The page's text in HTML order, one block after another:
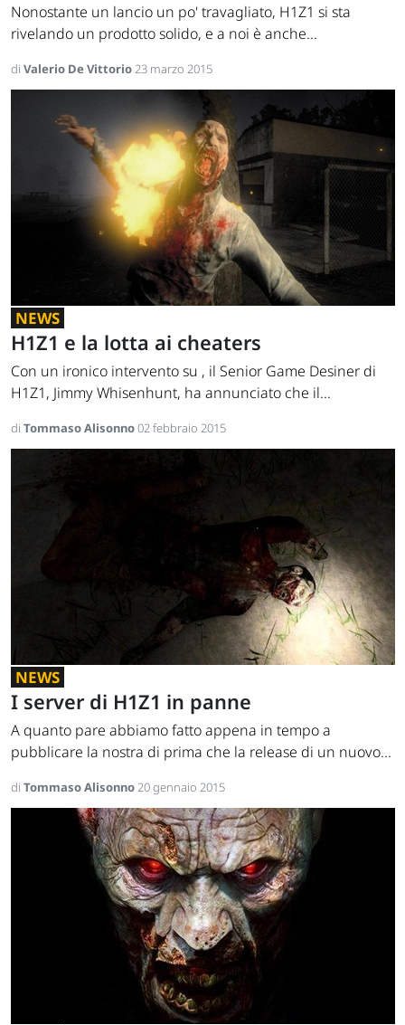
Nonostante un lancio un po' travagliato, H1Z1 si sta
rivelando un prodotto solido, e a noi è anche...
di Valerio De Vittorio23 marzo 2015
NEWS
H1Z1 e la lotta ai cheaters
Con un ironico intervento su , il Senior Game Desiner di
H1Z1, Jimmy Whisenhunt, ha annunciato che il...
di Tommaso Alisonno02 febbraio 2015
NEWS
I server di H1Z1 in panne
A quanto pare abbiamo fatto appena in tempo a
pubblicare la nostra di prima che la release di un nuovo...
di Tommaso Alisonno20 gennaio 2015